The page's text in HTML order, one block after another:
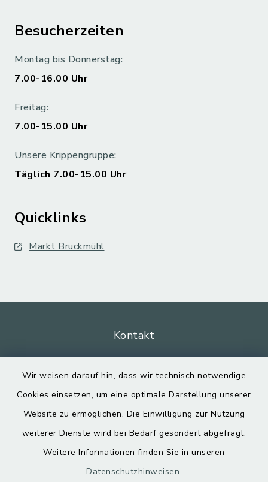
Wir weisen darauf hin, dass wir technisch notwendige
Cookies einsetzen, um eine optimale Darstellung unserer
Website zu ermöglichen. Die Einwilligung zur Nutzung
weiterer Dienste wird bei Bedarf gesondert abgefragt.
Weitere Informationen finden Sie in unseren
Datenschutzhinweisen.
Besucherzeiten
Montag bis Donnerstag:
7.00-16.00 Uhr
Freitag:
7.00-15.00 Uhr
Unsere Krippengruppe:
Täglich 7.00-15.00 Uhr
Quicklinks
Markt Bruckmühl
Kontakt
Datenschutz
Impressum
Sitemap